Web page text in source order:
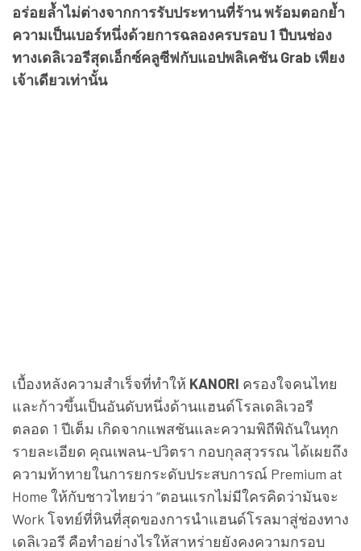
อร่อยล้ำไม่ต่างจากการรับประทานที่ร้าน พร้อมตอกย้ำ
ความเป็นเบอร์หนึ่งด้วยการฉลองครบรอบ 1 ปีบนช่อง
ทางเดลิเวอรีสุดเอ็กซ์คลูซีฟกับแอปพลิเคชัน Grab เพียง
เจ้าเดียวเท่านั้น
เบื้องหลังความสำเร็จที่ทำให้ KANORI ครองใจคนไทย
และก้าวขึ้นเป็นอันดับหนึ่งด้านแฮนด์โรลเดลิเวอรี
ตลอด 1 ปีเต็ม เกิดจากแพสชันและความพิถีพิถันในทุก
รายละเอียด คุณเพลน-ปวิตรา กอบกุลสุวรรณ ได้เผยถึง
ความท้าทายในการยกระดับประสบการณ์ Premium at
Home ให้กับชาวไทยว่า “ตอนแรกไม่มีใครคิดว่ามันจะ
Work โจทย์ที่หินที่สุดของการนำแฮนด์โรลมาสู่ช่องทาง
เดลิเวอรี คือทำอย่างไรให้สาหร่ายยังคงความกรอบ